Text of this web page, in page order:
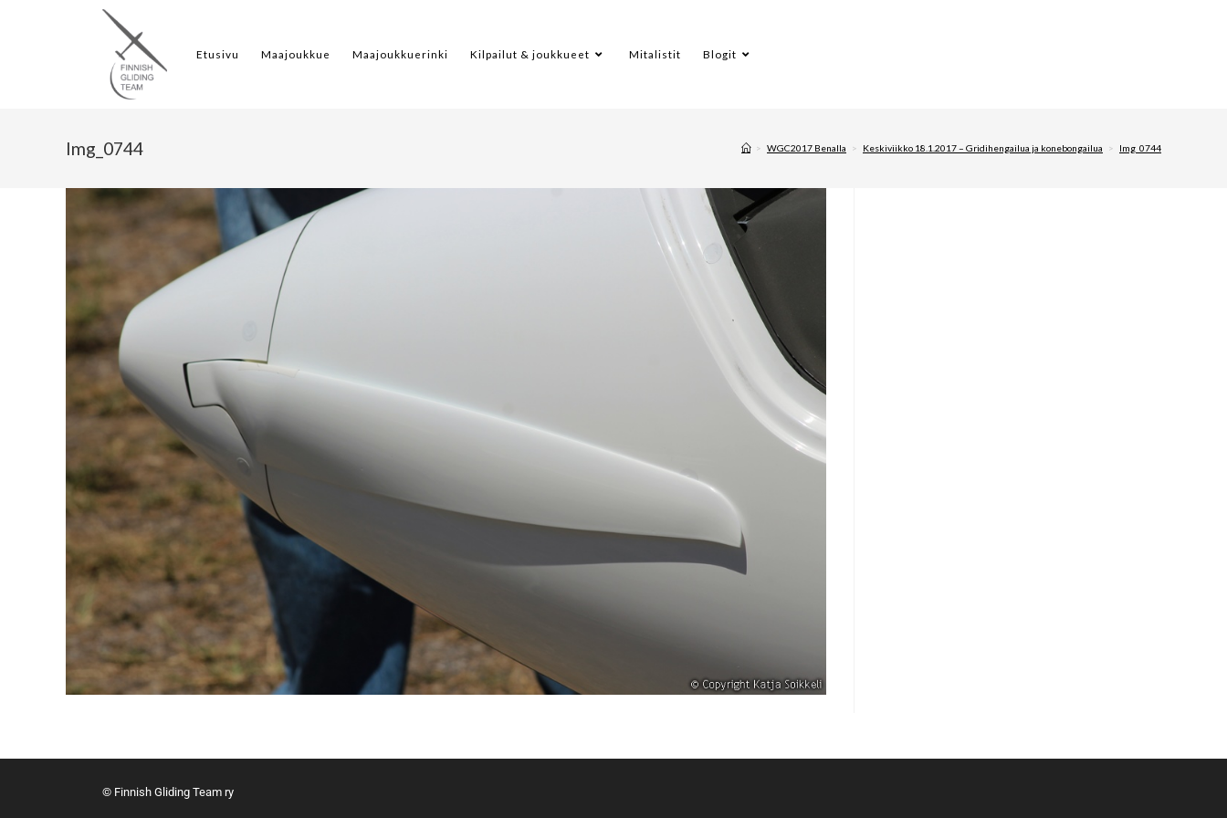
Etusivu Maajoukkue Maajoukkuerinki Kilpailut & joukkueet Mitalistit Blogit
Img_0744 > WGC2017 Benalla > Keskiviikko 18.1.2017 – Gridihengailua ja konebongailua > Img_0744
© Finnish Gliding Team ry